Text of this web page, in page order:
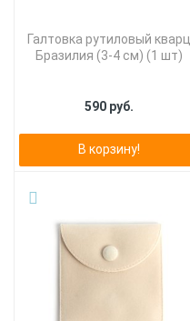
Галтовка рутиловый кварц
Бразилия (3-4 см) (1 шт)
590 руб.
В корзину!